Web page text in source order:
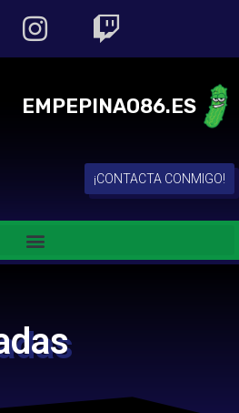
EMPEPINAO86.ES
¡CONTACTA CONMIGO!